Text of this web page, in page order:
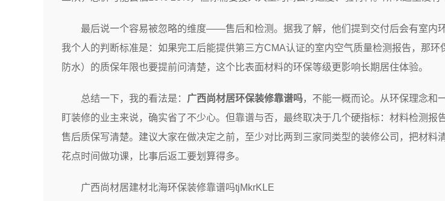
最后说一个容易被忽略的维度——售后和检测。据我了解，他们提到交付后会有室内环
我个人的判断标准是：如果完工后能提供第三方CMA认证的室内空气质量检测报告，那
防水）的质保年限也要提前问清楚，这个比表面材料的环保等级更影响长期居住体验。
总结一下，我的看法是： 广西尚材居环保装修靠谱吗，不能一概而论。从环保理念和
盯装修的业主来说，确实省了不少心。但靠谱与否，最终取决于几个硬指标：材料检测
售后质保写清楚。建议大家在做决定之前，至少对比两到三家同类型的装修公司，把材
花点时间做功课，比事后返工要划算得多。
广西尚材居建材北海环保装修靠谱吗tjMkrKLE